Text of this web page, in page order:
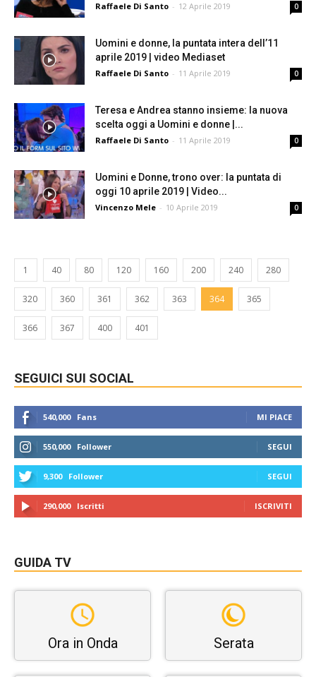
Raffaele Di Santo - 12 Aprile 2019 0
Uomini e donne, la puntata intera dell’11
aprile 2019 | video Mediaset
Raffaele Di Santo - 11 Aprile 2019 0
Teresa e Andrea stanno insieme: la nuova
scelta oggi a Uomini e donne |...
Raffaele Di Santo - 11 Aprile 2019 0
Uomini e Donne, trono over: la puntata di
oggi 10 aprile 2019 | Video...
Vincenzo Mele - 10 Aprile 2019 0
1 40 80 120 160 200 240 280
320 360 361 362 363 364 365
366 367 400 401
SEGUICI SUI SOCIAL
540,000 Fans MI PIACE
550,000 Follower SEGUI
9,300 Follower SEGUI
290,000 Iscritti ISCRIVITI
GUIDA TV
Ora in Onda Serata